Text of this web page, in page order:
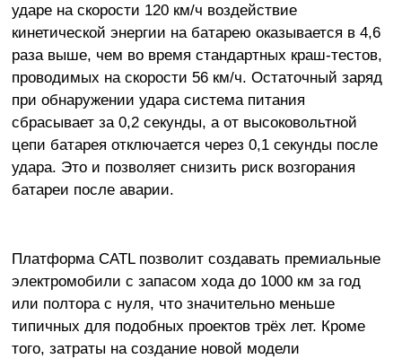
ударе на скорости 120 км/ч воздействие
кинетической энергии на батарею оказывается в 4,6
раза выше, чем во время стандартных краш-тестов,
проводимых на скорости 56 км/ч. Остаточный заряд
при обнаружении удара система питания
сбрасывает за 0,2 секунды, а от высоковольтной
цепи батарея отключается через 0,1 секунды после
удара. Это и позволяет снизить риск возгорания
батареи после аварии.
Платформа CATL позволит создавать премиальные
электромобили с запасом хода до 1000 км за год
или полтора с нуля, что значительно меньше
типичных для подобных проектов трёх лет. Кроме
того, затраты на создание новой модели